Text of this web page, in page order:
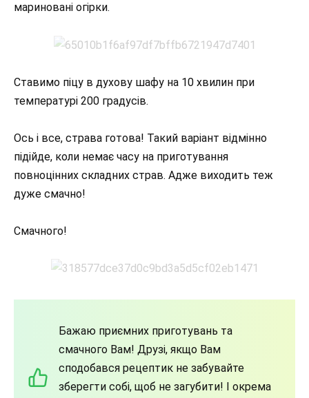
мариновані огірки.
Ставимо піцу в духову шафу на 10 хвилин при
температурі 200 градусів.
Ось і все, страва готова! Такий варіант відмінно
підійде, коли немає часу на приготування
повноцінних складних страв. Адже виходить теж
дуже смачно!
Смачного!
Бажаю приємних приготувань та
смачного Вам! Друзі, якщо Вам
сподобався рецептик не забувайте
зберегти собі, щоб не загубити! І окрема